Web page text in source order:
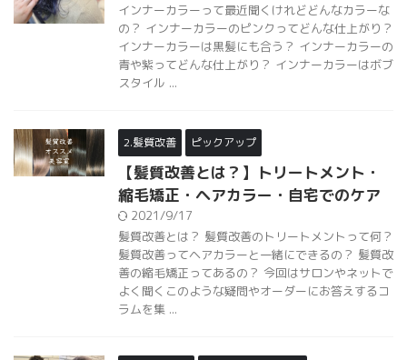
インナーカラーって最近聞くけれどどんなカラーな
の？ インナーカラーのピンクってどんな仕上がり？
インナーカラーは黒髪にも合う？ インナーカラーの
青や紫ってどんな仕上がり？ インナーカラーはボブ
スタイル ...
2.髪質改善 ピックアップ
【髪質改善とは？】トリートメント・
縮毛矯正・ヘアカラー・自宅でのケア
2021/9/17
髪質改善とは？ 髪質改善のトリートメントって何？
髪質改善ってヘアカラーと一緒にできるの？ 髪質改
善の縮毛矯正ってあるの？ 今回はサロンやネットで
よく聞くこのような疑問やオーダーにお答えするコ
ラムを集 ...